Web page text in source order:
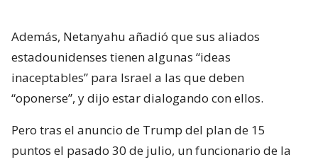
Además, Netanyahu añadió que sus aliados
estadounidenses tienen algunas “ideas
inaceptables” para Israel a las que deben
“oponerse”, y dijo estar dialogando con ellos.
Pero tras el anuncio de Trump del plan de 15
puntos el pasado 30 de julio, un funcionario de la